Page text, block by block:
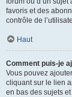
favoris et des
contrôle de
Haut
Comment puis-je
Vous pouvez
cliquant sur le lien
en bas des sujets